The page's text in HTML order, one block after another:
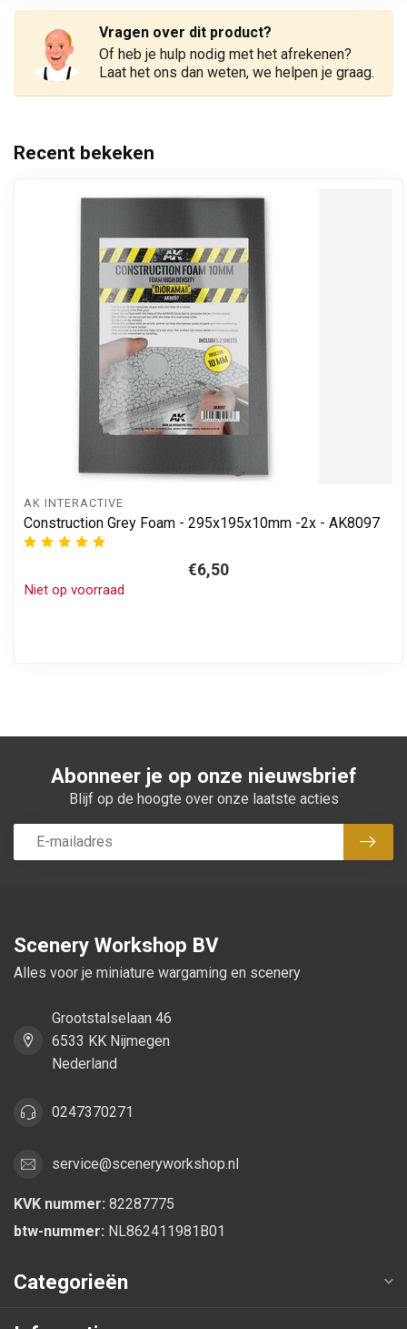
Vragen over dit product?
Of heb je hulp nodig met het afrekenen?
Laat het ons dan weten, we helpen je graag.
Recent bekeken
AK INTERACTIVE
Construction Grey Foam - 295x195x10mm -2x - AK8097
€6,50
Niet op voorraad
Abonneer je op onze nieuwsbrief
Blijf op de hoogte over onze laatste acties
Scenery Workshop BV
Alles voor je miniature wargaming en scenery
Grootstalselaan 46
6533 KK Nijmegen
Nederland
0247370271
service@sceneryworkshop.nl
KVK nummer: 82287775
btw-nummer: NL862411981B01
Categorieën